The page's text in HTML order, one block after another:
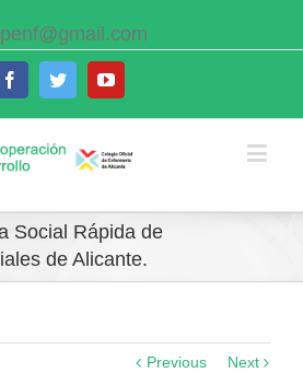
FacebookTwitterYoutube
Social Rápida de
de Alicante.
Previous Next